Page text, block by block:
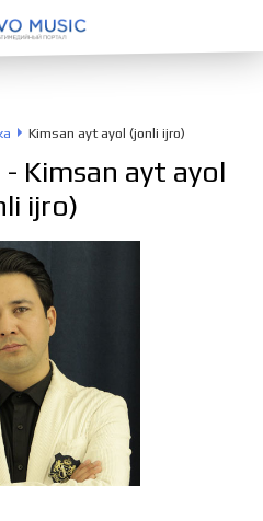
Kimsan ayt ayol (jonli ijro)
- Kimsan ayt ayol
ijro)